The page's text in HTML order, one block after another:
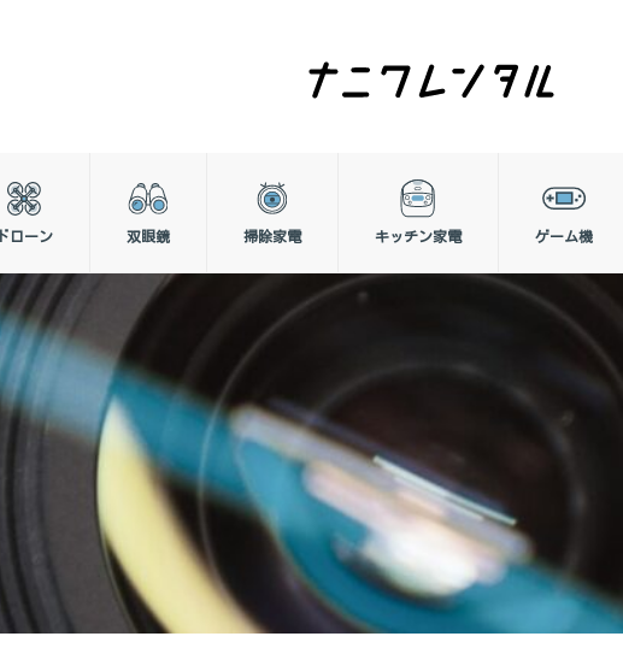
ドローン 双眼鏡 掃除家電 キッチン家電 ゲーム機